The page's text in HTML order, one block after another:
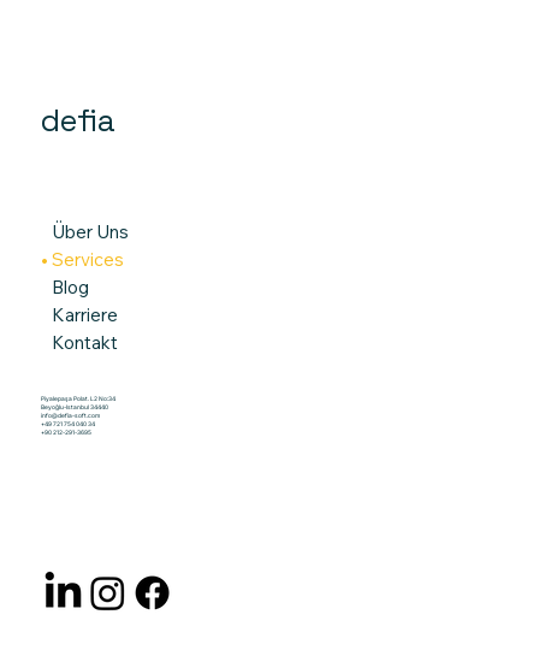
defia
Über Uns
Services
Blog
Karriere
Kontakt
Piyalepaşa Polat. L2 No:34
Beyoğlu-Istanbul 34440
info@defia-soft.com
+49 721 754 040 34
+90 212-291-3695